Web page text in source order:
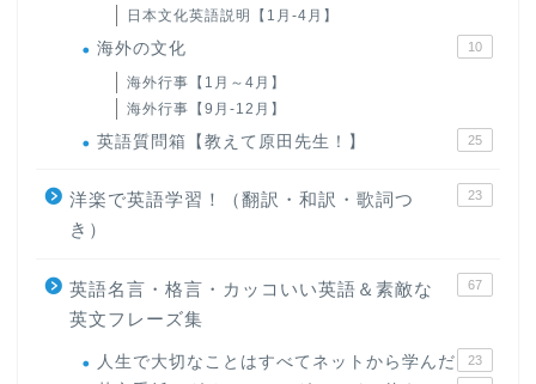
日本文化英語説明【1月-4月】
海外の文化 10
海外行事【1月～4月】
海外行事【9月-12月】
英語質問箱【教えて原田先生！】 25
洋楽で英語学習！（翻訳・和訳・歌詞つ
き）
23
英語名言・格言・カッコいい英語＆素敵な
英文フレーズ集
67
人生で大切なことはすべてネットから学んだ 23